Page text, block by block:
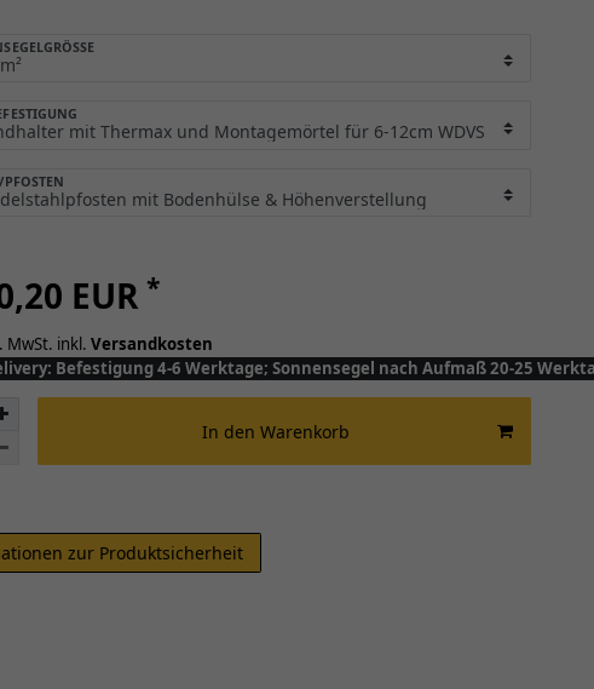
EUR *
MwSt. inkl. Versandkosten
Befestigung 4-6 Werktage; Sonnensegel nach Aufmaß 20-25
In den Warenkorb
zur Produktsicherheit